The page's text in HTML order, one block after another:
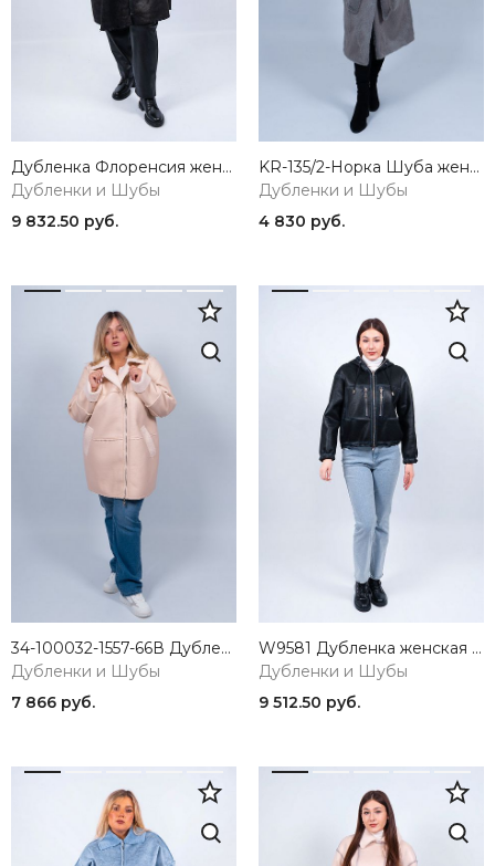
Дубленка Флоренсия женская черный ZAR STYLE
Дубленки и Шубы
9 832.50 руб.
KR-135/2-Норка Шуба женская серый Sempati
Дубленки и Шубы
4 830 руб.
34-100032-1557-66В Дубленка ТИМИ женская бежевый КЛЮКVА
Дубленки и Шубы
7 866 руб.
W9581 Дубленка женская черный Baimuni
Дубленки и Шубы
9 512.50 руб.